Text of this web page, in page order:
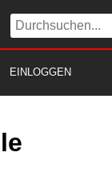
EINLOGGEN